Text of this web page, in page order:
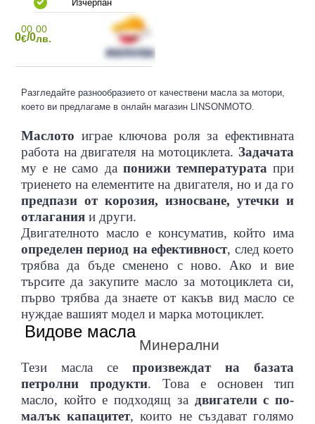
МОТО ЯКЕТА
РАЗПРОДАЖБА
ВТОРА УПОТРЕБА
- АКСЕСОАРИ/РЕЗЕРВНИ ЧАСТИ
МОТОКРОС КАСКИ
МОТОКРОС ПРОТЕКТОРИ
РАЗПРОДАЖБА МОТОКРОС/ЕНДУРО ЕКИПИРОВКА
КАПАЦИ ЗА ДВИГАТЕЛИ
МАСЛА
МОТО ГЕНЕРАЦИИ
ЖИЛА
МОТО БАГАЖ
МОТО СВЕТЛИНИ
ОГЛЕДАЛА
ОБУВКИ MTB/ВЕЛО
ПАНТАЛОНИ MTB/ВЕЛО
ПРОТЕКТОРИ ЗА КОЛЕЛО
ПРОМО ПАКЕТИ
Изчерпан
0
00
€/0
00
лв.
Разгледайте разнообразието от качествени масла за мотори,
което ви предлагаме в онлайн магазин LINSONMOTO.
Маслото играе ключова роля за ефективната
работа на двигателя на мотоциклета. Задачата
му е не само да понижи температурата при
триенето на елементите на двигателя, но и да го
предпази от корозия, износване, утечки и
отлагания и други.
Двигателното масло е консуматив, който има
определен период на ефективност, след което
трябва да бъде сменено с ново. Ако и вие
търсите да закупите масло за мотоциклета си,
първо трябва да знаете от какъв вид масло се
нуждае вашият модел и марка мотоциклет.
Видове масла
Минерални
Тези масла се произвеждат на базата
петролни продукти. Това е основен тип
масло, който е подходящ за двигатели с по-
малък капацитет, които не създават голямо